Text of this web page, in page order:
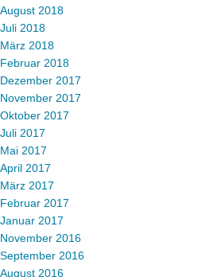
August 2018
Juli 2018
März 2018
Februar 2018
Dezember 2017
November 2017
Oktober 2017
Juli 2017
Mai 2017
April 2017
März 2017
Februar 2017
Januar 2017
November 2016
September 2016
August 2016